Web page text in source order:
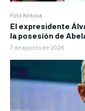
Foto Noticia
El expresidente
la posesión de
7 de agosto de 2026